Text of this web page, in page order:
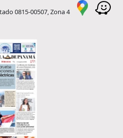
0815-00507, Zona 4